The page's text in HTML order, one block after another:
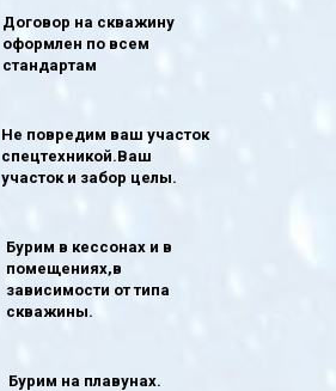
Договор на скважину
оформлен по всем
стандартам
Не повредим ваш участок
спецтехникой.Ваш
участок и забор целы.
Бурим в кессонах и в
помещениях,в
зависимости от типа
скважины.
Бурим на плавунах.